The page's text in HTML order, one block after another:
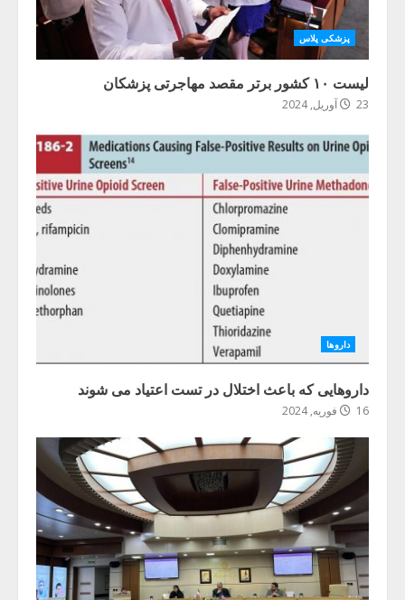
پزشکی پلاس
لیست ۱۰ کشور برتر مقصد مهاجرتی پزشکان
23 آوریل, 2024
داروها
داروهایی که باعث اختلال در تست اعتیاد می شوند
16 فوریه, 2024